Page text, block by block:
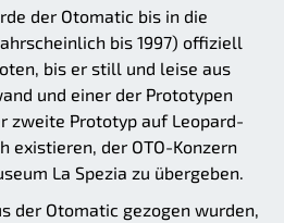
der Otomatic bis in die
bis 1997) offiziell
bis er still und leise aus
und einer der Prototypen
zweite Prototyp auf Leopard-
existieren, der OTO-Konzern
La Spezia zu übergeben.
der Otomatic gezogen wurden,